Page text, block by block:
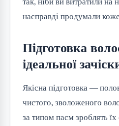
насправді продумали
Підготовка
ідеальної
Якісна підготовка —
чистого, зволоженого
за типом пасм зроблять